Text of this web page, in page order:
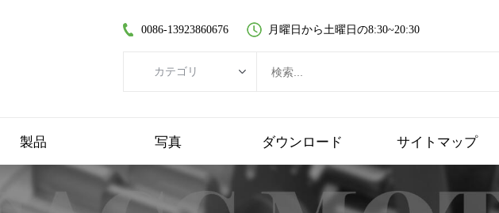
0086-13923860676 月曜日から土曜日の8:30~20:30
カテゴリ
平歯車モーター
製品 写真 ダウンロード サイトマップ